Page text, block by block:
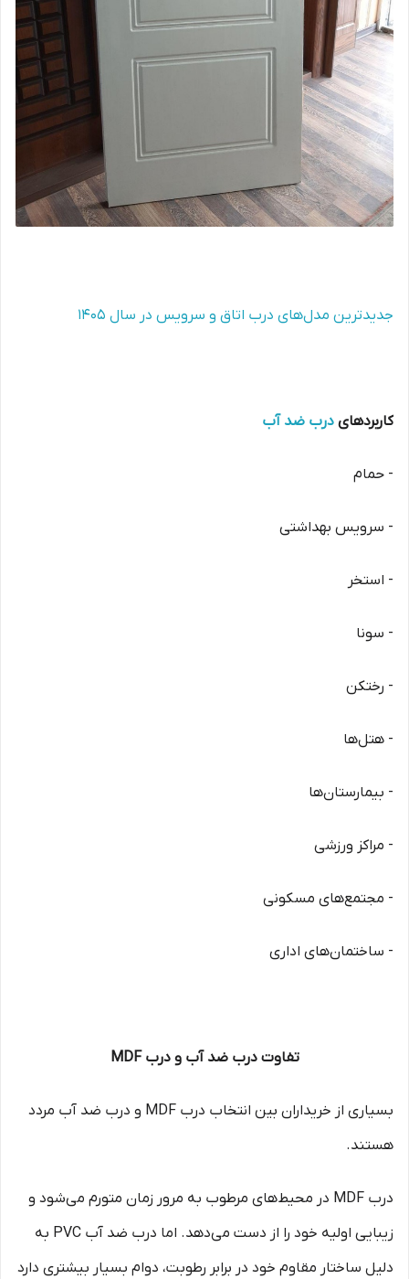
جدیدترین مدل‌های درب اتاق و سرویس در سال 1405
کاربردهای درب ضد آب
- حمام
- سرویس بهداشتی
- استخر
- سونا
- رختکن
- هتل‌ها
- بیمارستان‌ها
- مراکز ورزشی
- مجتمع‌های مسکونی
- ساختمان‌های اداری
تفاوت درب ضد آب و درب MDF
بسیاری از خریداران بین انتخاب درب MDF و درب ضد آب مردد
هستند.
درب MDF در محیط‌های مرطوب به مرور زمان متورم می‌شود و
زیبایی اولیه خود را از دست می‌دهد. اما درب ضد آب PVC به
دلیل ساختار مقاوم خود در برابر رطوبت، دوام بسیار بیشتری دارد